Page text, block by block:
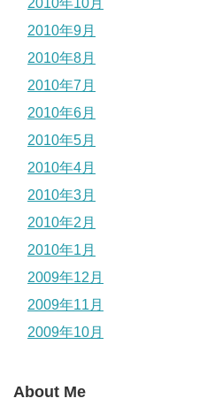
2010年9月
2010年8月
2010年7月
2010年6月
2010年5月
2010年4月
2010年3月
2010年2月
2010年1月
2009年12月
2009年11月
2009年10月
About Me